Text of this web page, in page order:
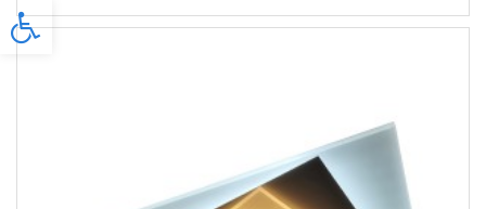
Προσβασιμότητα